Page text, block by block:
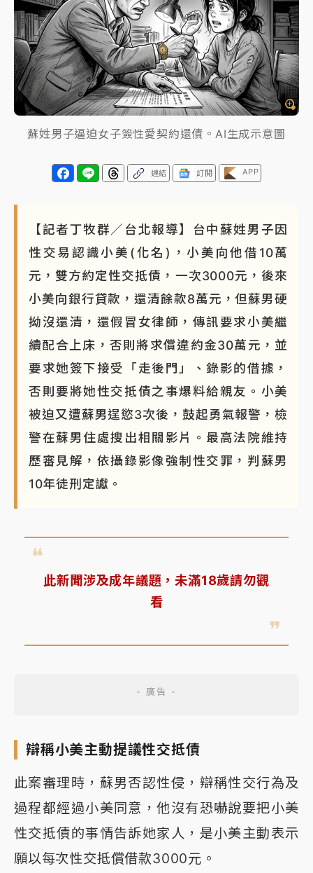
中颱白海豚風雨來了！中部以北防豪雨 今晚、明天影
響最劇烈
白海豚逼近！北市水門只出不進 未移置車輛最高罰
4800＋拖吊費
蘇姓男子逼迫女子簽性愛契約還債。AI生成示意圖
連結 訂閱 APP
【記者丁牧群／台北報導】台中蘇姓男子因
性交易認識小美(化名)，小美向他借10萬
元，雙方約定性交抵債，一次3000元，後來
小美向銀行貸款，還清餘款8萬元，但蘇男硬
拗沒還清，還假冒女律師，傳訊要求小美繼
續配合上床，否則將求償違約金30萬元，並
要求她簽下接受「走後門」、錄影的借據，
否則要將她性交抵債之事爆料給親友。小美
被迫又遭蘇男逞慾3次後，鼓起勇氣報警，檢
警在蘇男住處搜出相關影片。最高法院維持
歷審見解，依攝錄影像強制性交罪，判蘇男
10年徒刑定讞。
此新聞涉及成年議題，未滿18歲請勿觀
看
辯稱小美主動提議性交抵債
此案審理時，蘇男否認性侵，辯稱性交行為及
過程都經過小美同意，他沒有恐嚇說要把小美
性交抵債的事情告訴她家人，是小美主動表示
願以每次性交抵償借款3000元。